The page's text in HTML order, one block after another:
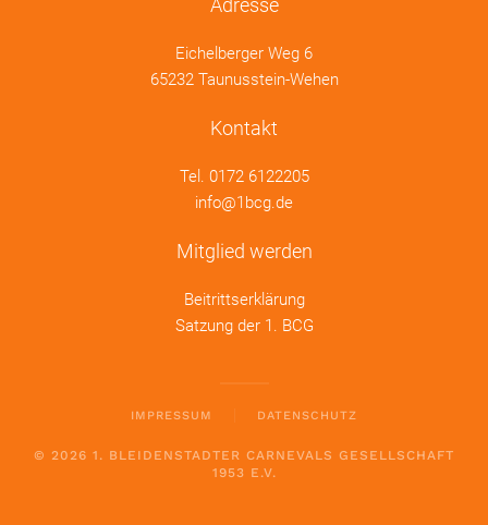
Adresse
Eichelberger Weg 6
65232 Taunusstein-Wehen
Kontakt
Tel. 0172 6122205
info@1bcg.de
Mitglied werden
Beitrittserklärung
Satzung der 1. BCG
IMPRESSUM DATENSCHUTZ
© 2026 1. BLEIDENSTADTER CARNEVALS GESELLSCHAFT
1953 E.V.